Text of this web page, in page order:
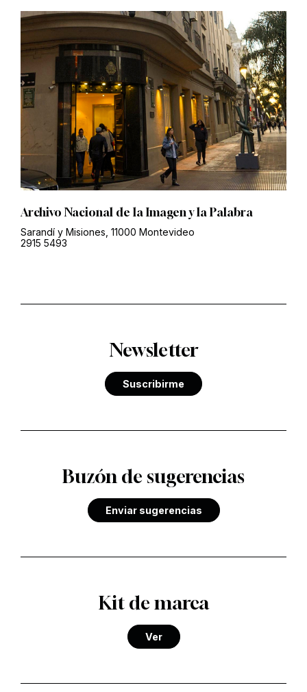
Archivo Nacional de la Imagen y la Palabra
Sarandí y Misiones, 11000 Montevideo
2915 5493
Newsletter
Suscribirme
Buzón de sugerencias
Enviar sugerencias
Kit de marca
Ver